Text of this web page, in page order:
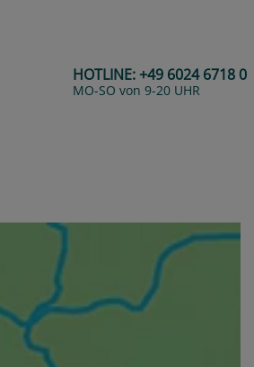
HOTLINE:+49 6024 6718 0
MO-SO von 9-20 UHR